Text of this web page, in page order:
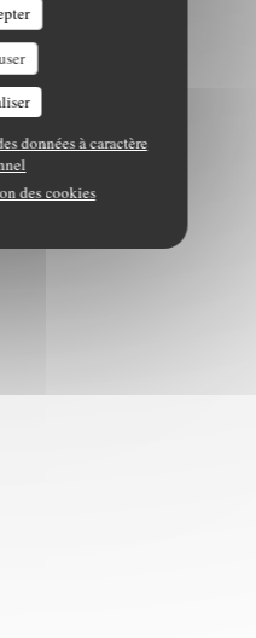
données à caractère
des cookies